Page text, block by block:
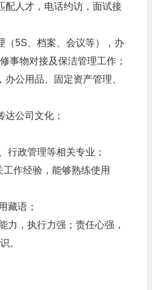
配人才，电话约访，面试接
（5S、档案、会议等），办
事物对接及保洁管理工作；
公用品、固定资产管理、
公司文化；
行政管理等相关专业；
作经验，能够熟练使用
藏语；
力，执行力强；责任心强，
。